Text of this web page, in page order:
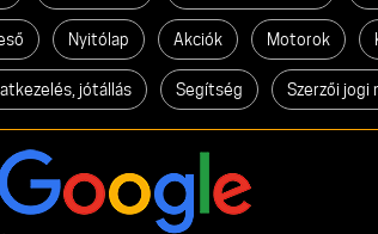
Nyitólap Akciók Motorok
jótállás Segítség Szerzői jogi